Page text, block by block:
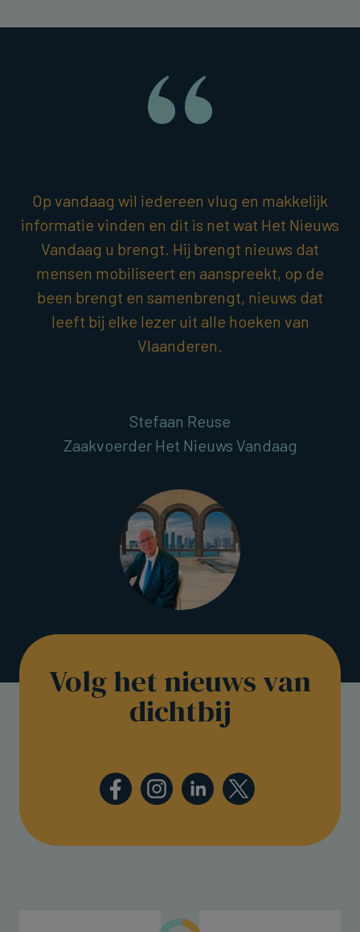
Op vandaag wil iedereen vlug en makkelijk
informatie vinden en dit is net wat Het Nieuws
Vandaag u brengt. Hij brengt nieuws dat
mensen mobiliseert en aanspreekt, op de
been brengt en samenbrengt, nieuws dat
leeft bij elke lezer uit alle hoeken van
Vlaanderen.
Stefaan Reuse
Zaakvoerder Het Nieuws Vandaag
Volg het nieuws van
dichtbij